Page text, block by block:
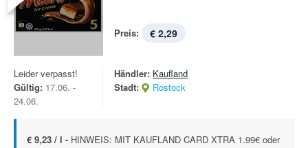
Preis: € 2,29
Leider verpasst!
Gültig: 17.06. -
24.06.
Händler: Kaufland
Stadt:
Rostock
€ 9,23 / l - HINWEIS: MIT KAUFLAND CARD XTRA 1.99€ oder